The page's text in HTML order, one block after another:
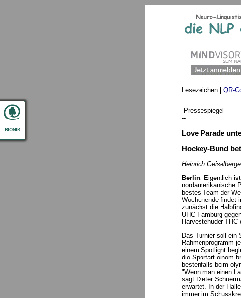
Lesezeichen [ QR-
Pressespiegel
--
Love Parade
Hockey-Bund
Heinrich
Berlin. Eigentlich
nordamerikanische
bestes Team der
Wochenende findet
zunächst die
UHC Hamburg
Harvestehuder THC
Das Turnier soll ein
Rahmenprogramm
einem Spotlight
die Sportart einem
bestenfalls beim
"Wenn man einen
sagt Dieter
erwartet. In der
immer im